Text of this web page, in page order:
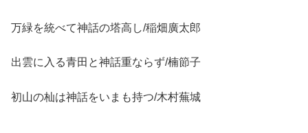
万緑を統べて神話の塔高し/稲畑廣太郎
出雲に入る青田と神話重ならず/楠節子
初山の杣は神話をいまも持つ/木村蕪城